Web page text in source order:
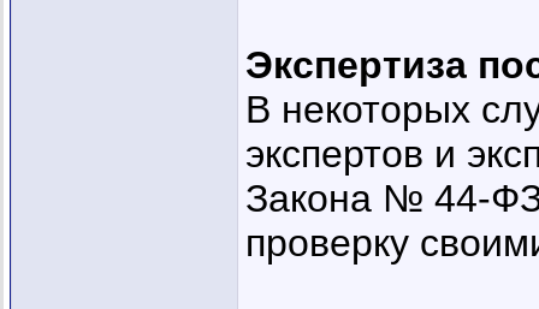
Экспертиза
В некоторых
экспертов и
Закона № 44-
проверку